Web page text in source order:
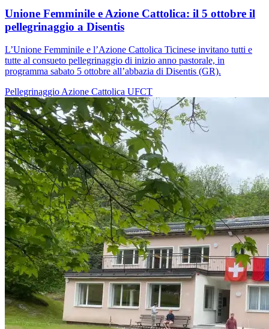
Unione Femminile e Azione Cattolica: il 5 ottobre il
pellegrinaggio a Disentis
L’Unione Femminile e l’Azione Cattolica Ticinese invitano tutti e
tutte al consueto pellegrinaggio di inizio anno pastorale, in
programma sabato 5 ottobre all’abbazia di Disentis (GR).
PellegrinaggioAzione Cattolica UFCT